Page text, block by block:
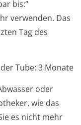
bis:“
verwenden. Das
Tag des
Tube: 3 Monate
oder
wie das
es nicht mehr